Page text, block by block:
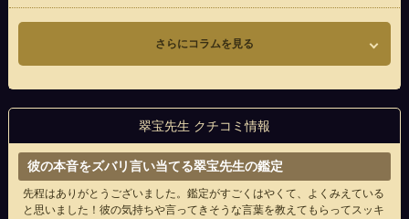
さらにコラムを見る
翠宝先生 クチコミ情報
彼の本音をズバリ言い当てる翠宝先生の鑑定
先程はありがとうございました。鑑定がすごくはやくて、よくみえている
と思いました！彼の気持ちや言ってきそうな言葉を教えてもらってスッキ